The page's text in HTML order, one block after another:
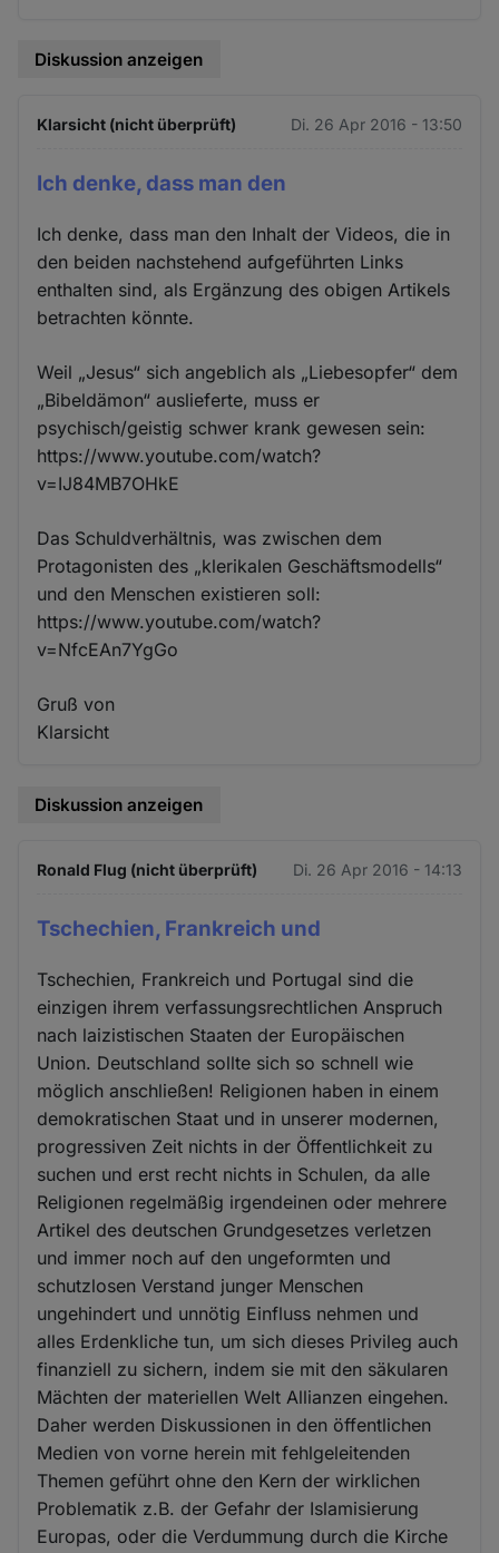
Diskussion anzeigen
Klarsicht (nicht überprüft) Di. 26 Apr 2016 - 13:50
Ich denke, dass man den
Ich denke, dass man den Inhalt der Videos, die in
den beiden nachstehend aufgeführten Links
enthalten sind, als Ergänzung des obigen Artikels
betrachten könnte.
Weil „Jesus“ sich angeblich als „Liebesopfer“ dem
„Bibeldämon“ auslieferte, muss er
psychisch/geistig schwer krank gewesen sein:
https://www.youtube.com/watch?
v=IJ84MB7OHkE
Das Schuldverhältnis, was zwischen dem
Protagonisten des „klerikalen Geschäftsmodells“
und den Menschen existieren soll:
https://www.youtube.com/watch?
v=NfcEAn7YgGo
Gruß von
Klarsicht
Diskussion anzeigen
Ronald Flug (nicht überprüft) Di. 26 Apr 2016 - 14:13
Tschechien, Frankreich und
Tschechien, Frankreich und Portugal sind die
einzigen ihrem verfassungsrechtlichen Anspruch
nach laizistischen Staaten der Europäischen
Union. Deutschland sollte sich so schnell wie
möglich anschließen! Religionen haben in einem
demokratischen Staat und in unserer modernen,
progressiven Zeit nichts in der Öffentlichkeit zu
suchen und erst recht nichts in Schulen, da alle
Religionen regelmäßig irgendeinen oder mehrere
Artikel des deutschen Grundgesetzes verletzen
und immer noch auf den ungeformten und
schutzlosen Verstand junger Menschen
ungehindert und unnötig Einfluss nehmen und
alles Erdenkliche tun, um sich dieses Privileg auch
finanziell zu sichern, indem sie mit den säkularen
Mächten der materiellen Welt Allianzen eingehen.
Daher werden Diskussionen in den öffentlichen
Medien von vorne herein mit fehlgeleitenden
Themen geführt ohne den Kern der wirklichen
Problematik z.B. der Gefahr der Islamisierung
Europas, oder die Verdummung durch die Kirche